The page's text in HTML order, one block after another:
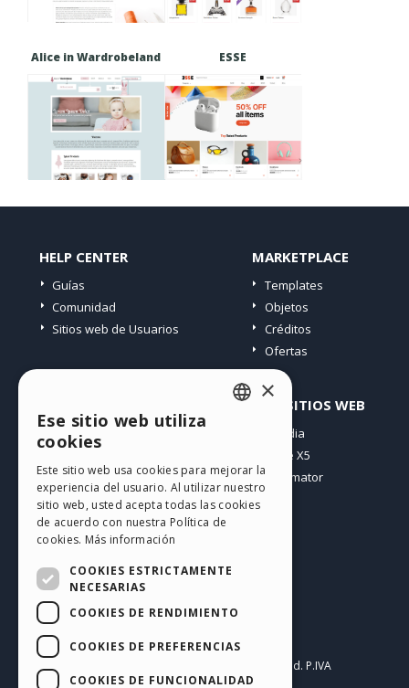
Alice in Wardrobeland ESSE
HELP CENTER
Guías
Comunidad
Sitios web de Usuarios
MARKETPLACE
Templates
Objetos
Créditos
Ofertas
Mis post
Mis download
Espacio Web
Mis Créditos
OTROS SITIOS WEB
Incomedia
WebSite X5
WebAnimator
Español
Copyright © 2026
All rights reserved. P.IVA
IT07514640015
GERMAN
SPANISH
RUSSIAN
FRENCH
×
Ese sitio web utiliza
cookies
Este sitio web usa cookies para mejorar la
experiencia del usuario. Al utilizar nuestro
sitio web, usted acepta todas las cookies
de acuerdo con nuestra Política de
cookies. Más información
COOKIES ESTRICTAMENTE
NECESARIAS
COOKIES DE RENDIMIENTO
COOKIES DE PREFERENCIAS
COOKIES DE FUNCIONALIDAD